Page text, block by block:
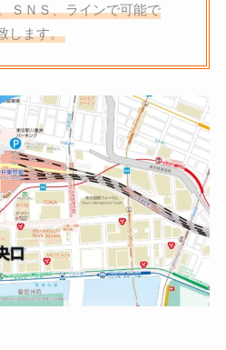
ＳＮＳ、ラインで可能で
します。